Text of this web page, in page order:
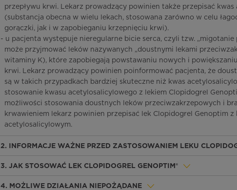
przepływu krwi. Lekarz prowadzący powinien także przepisać
(substancja obecna w wielu lekach, stosowana zarówno w celu
gorączki, jak i w zapobieganiu krzepnięciu krwi).
- u pacjenta występuje nieregularne bicie serca, czyli tzw.
może przyjmować leków nazywanych „doustnymi lekami
witaminy K), które zapobiegają powstawaniu nowych i
krwi. Lekarz prowadzący powinien poinformować pacjenta, że
są w takich przypadkach bardziej skuteczne niż kwas
stosowanie kwasu acetylosalicylowego z lekiem Clopidogrel
możliwości stosowania doustnych leków przeciwzakrzepowych i
krwawieniem lekarz powinien przepisać lek Clopidogrel Genoptim z
acetylosalicylowym.
2. INFORMACJE WAŻNE PRZED ZASTOSOWANIEM LEKU
3. JAK STOSOWAĆ LEK CLOPIDOGREL GENOPTIM®
4. MOŻLIWE DZIAŁANIA NIEPOŻĄDANE